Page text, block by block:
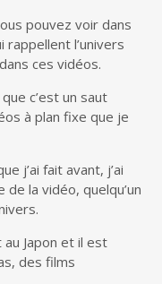
pouvez voir dans
rappellent l’univers
ces vidéos.
c’est un saut
à plan fixe que je
j’ai fait avant, j’ai
la vidéo, quelqu’un
au Japon et il est
des films